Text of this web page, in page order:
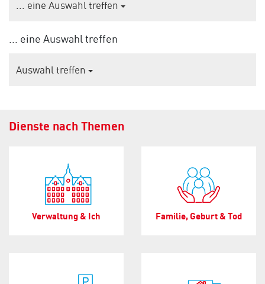
... eine Auswahl treffen
... eine Auswahl treffen
Auswahl treffen
Dienste nach Themen
Verwaltung & Ich Familie, Geburt & Tod